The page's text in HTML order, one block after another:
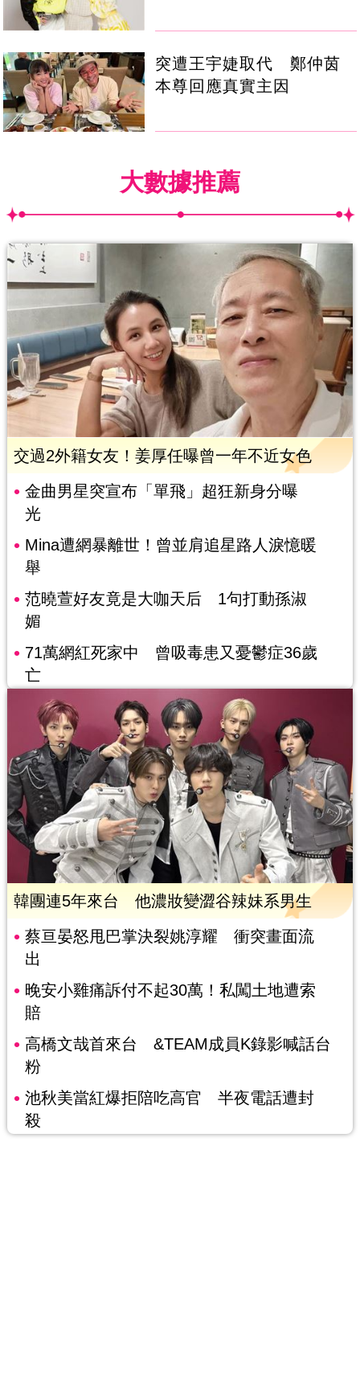
突遭王宇婕取代 鄭仲茵
本尊回應真實主因
大數據推薦
交過2外籍女友！姜厚任曝曾一年不近女色
金曲男星突宣布「單飛」超狂新身分曝
光
Mina遭網暴離世！曾並肩追星路人淚憶暖
舉
范曉萱好友竟是大咖天后 1句打動孫淑
媚
71萬網紅死家中 曾吸毒患又憂鬱症36歲
亡
韓團連5年來台 他濃妝變澀谷辣妹系男生
蔡亘晏怒甩巴掌決裂姚淳耀 衝突畫面流
出
晚安小雞痛訴付不起30萬！私闖土地遭索
賠
高橋文哉首來台 &TEAM成員K錄影喊話台
粉
池秋美當紅爆拒陪吃高官 半夜電話遭封
殺